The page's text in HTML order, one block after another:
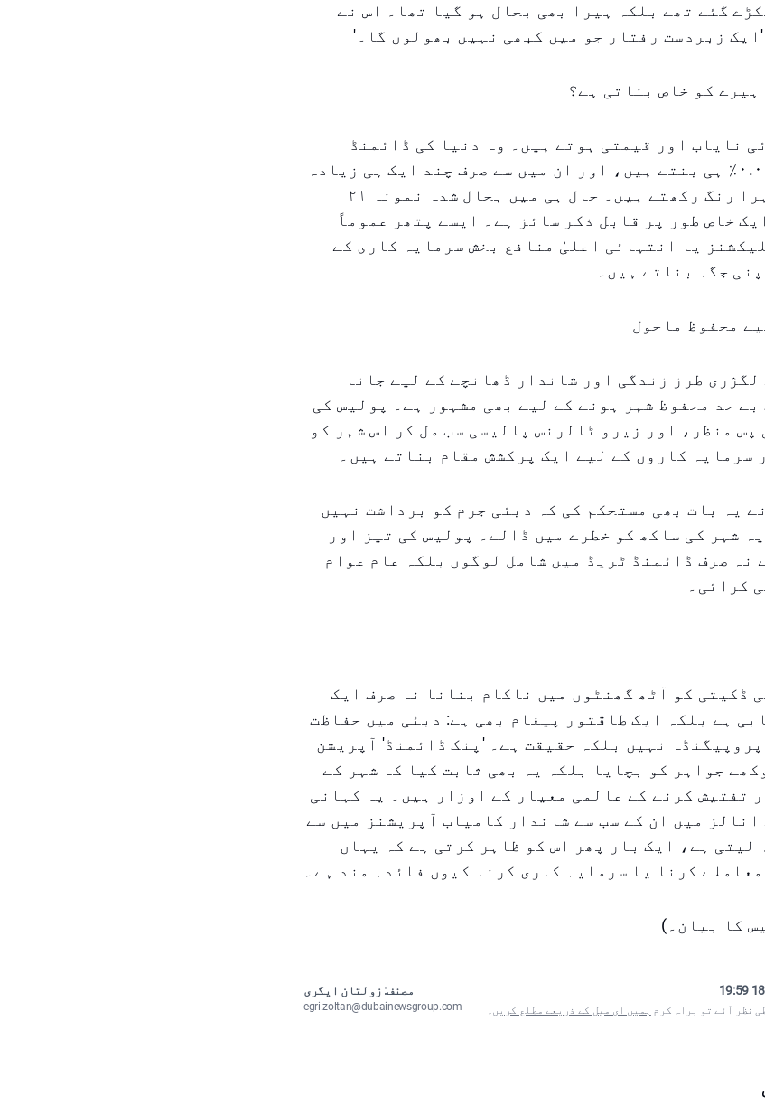
گئے تھے بلکہ ہیرا بھی بحال ہو گیا تھا۔ اس نے
زبردست رفتار جو میں کبھی نہیں بھولوں گا۔'
ہیرے کو خاص بناتی ہے؟
نایاب اور قیمتی ہوتے ہیں۔ وہ دنیا کی ڈائمنڈ
پیداوار کا صرف ۰.۰۱٪ ہی بنتے ہیں، اور ان میں سے صرف چند ایک ہی زیادہ
قیراط و زن اور گہرا رنگ رکھتے ہیں۔ حال ہی میں بحال شدہ نمونہ ۲۱
خاص طور پر قابل ذکر سائز ہے۔ ایسے پتھر عموماً
یا انتہائی اعلیٰ منافع بخش سرمایہ کاری کے
جگہ بناتے ہیں۔
محفوظ ماحول
لگژری طرز زندگی اور شاندار ڈھانچے کے لیے جانا
حد محفوظ شہر ہونے کے لیے بھی مشہور ہے۔ پولیس کی
پس منظر، اور زیرو ٹالرنس پالیسی سب مل کر اس شہر کو
سرمایہ کاروں کے لیے ایک پرکشش مقام بناتے ہیں۔
یہ بات بھی مستحکم کی کہ دبئی جرم کو برداشت نہیں
شہر کی ساکھ کو خطرے میں ڈالے۔ پولیس کی تیز اور
نہ صرف ڈائمنڈ ٹریڈ میں شامل لوگوں بلکہ عام عوام
کرائی۔
ڈکیتی کو آٹھ گھنٹوں میں ناکام بنانا نہ صرف ایک
ہے بلکہ ایک طاقتور پیغام بھی ہے: دبئی میں حفاظت
نہیں بلکہ حقیقت ہے۔ 'پنک ڈائمنڈ' آپریشن
جواہر کو بچایا بلکہ یہ بھی ثابت کیا کہ شہر کے
تفتیش کرنے کے عالمی معیار کے اوزار ہیں۔ یہ کہانی
انالز میں ان کے سب سے شاندار کامیاب آپریشنز میں سے
لیتی ہے، ایک بار پھر اس کو ظاہر کرتی ہے کہ یہاں
کرنا یا سرمایہ کاری کرنا کیوں فائدہ مند ہے۔
کا بیان۔)
نظر آئے تو براہ کرم ہمیں ای میل کے ذریعے مطلع کریں۔
مصنف: زولتان ایگری
egri.zoltan@dubainewsgroup.com